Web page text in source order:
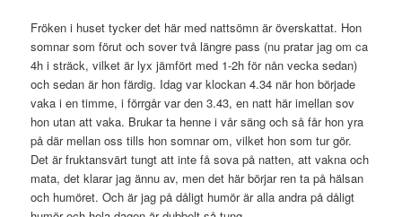
Fröken i huset tycker det här med nattsömn är överskattat. Hon
somnar som förut och sover två längre pass (nu pratar jag om ca
4h i sträck, vilket är lyx jämfört med 1-2h för nån vecka sedan)
och sedan är hon färdig. Idag var klockan 4.34 när hon började
vaka i en timme, i förrgår var den 3.43, en natt här imellan sov
hon utan att vaka. Brukar ta henne i vår säng och så får hon yra
på där mellan oss tills hon somnar om, vilket hon som tur gör.
Det är fruktansvärt tungt att inte få sova på natten, att vakna och
mata, det klarar jag ännu av, men det här börjar ren ta på hälsan
och humöret. Och är jag på dåligt humör är alla andra på dåligt